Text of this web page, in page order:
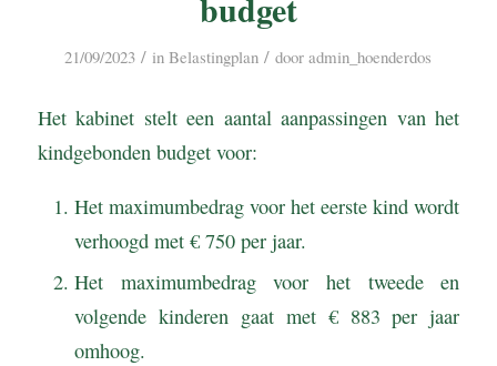
21/09/2023 / inBelastingplan / dooradmin_hoenderdos
Het kabinet stelt een aantal aanpassingen van het
kindgebonden budget voor:
Het maximumbedrag voor het eerste kind wordt
verhoogd met € 750 per jaar.
Het maximumbedrag voor het tweede en
volgende kinderen gaat met € 883 per jaar
omhoog.